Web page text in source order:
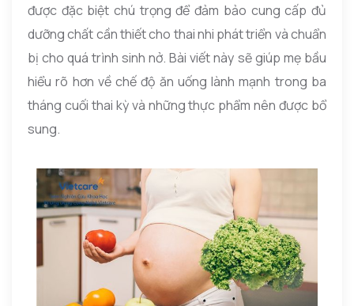
được đặc biệt chú trọng để đảm bảo cung cấp đủ
dưỡng chất cần thiết cho thai nhi phát triển và chuẩn
bị cho quá trình sinh nở. Bài viết này sẽ giúp mẹ bầu
hiểu rõ hơn về chế độ ăn uống lành mạnh trong ba
tháng cuối thai kỳ và những thực phẩm nên được bổ
sung.